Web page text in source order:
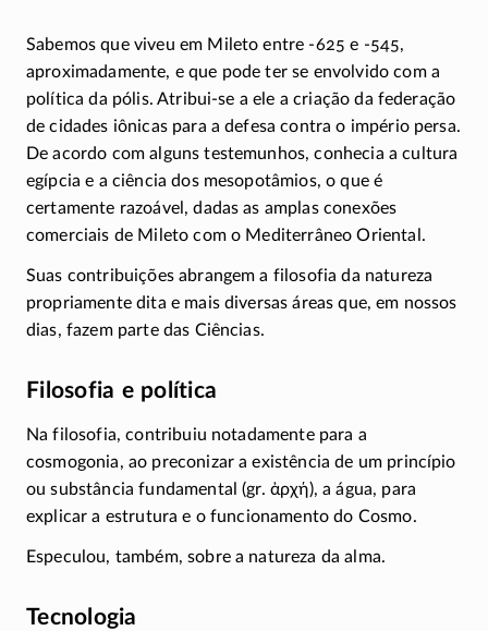
Sabemos que viveu em Mileto entre -625 e -545,
aproximadamente, e que pode ter se envolvido com a
política da pólis.Atribui-se a ele a criação da federação
de cidades iônicas para a defesa contra o império persa.
De acordo com alguns testemunhos, conhecia a cultura
egípcia e a ciência dos mesopotâmios, o que é
certamente razoável, dadas as amplas conexões
comerciais de Mileto com o Mediterrâneo Oriental.
Suas contribuições abrangem a filosofia da natureza
propriamente dita e mais diversas áreas que, em nossos
dias, fazem parte das Ciências.
Filosofia e política
Na filosofia, contribuiu notadamente para a
cosmogonia, ao preconizar a existência de um princípio
ou substância fundamental (gr. ἀρχή), a água, para
explicar a estrutura e o funcionamento do Cosmo.
Especulou, também, sobre a natureza da alma.
Tecnologia